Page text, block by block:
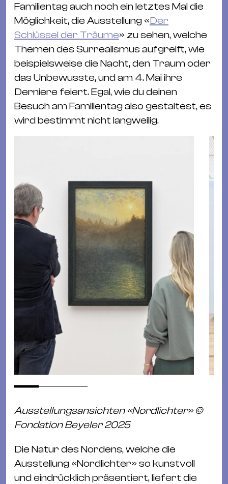
Familientag auch noch ein letztes Mal die
Möglichkeit, die Ausstellung «Der
Schlüssel der Träume» zu sehen, welche
Themen des Surrealismus aufgreift, wie
beispielsweise die Nacht, den Traum oder
das Unbewusste, und am 4. Mai ihre
Derniere feiert. Egal, wie du deinen
Besuch am Familientag also gestaltest, es
wird bestimmt nicht langweilig.
Ausstellungsansichten «Nordlichter» ©
Fondation Beyeler 2025
Die Natur des Nordens, welche die
Ausstellung «Nordlichter» so kunstvoll
und eindrücklich präsentiert, liefert die